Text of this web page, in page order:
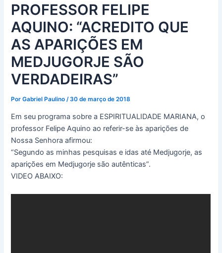
PROFESSOR FELIPE
AQUINO: “ACREDITO QUE
AS APARIÇÕES EM
MEDJUGORJE SÃO
VERDADEIRAS”
PorGabriel Paulino/30 de março de 2018
Em seu programa sobre a ESPIRITUALIDADE MARIANA, o
professor Felipe Aquino ao referir-se às aparições de
Nossa Senhora afirmou:
“Segundo as minhas pesquisas e idas até Medjugorje, as
aparições em Medjugorje são autênticas”.
VIDEO ABAIXO: